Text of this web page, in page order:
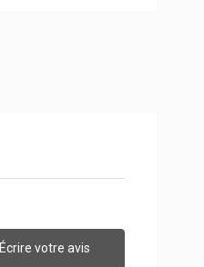
Écrire votre avis